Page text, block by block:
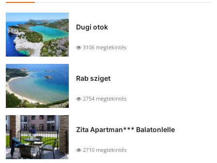
Dugi otok
3106 megtekintés
Rab sziget
2754 megtekintés
Zita Apartman*** Balatonlelle
2710 megtekintés